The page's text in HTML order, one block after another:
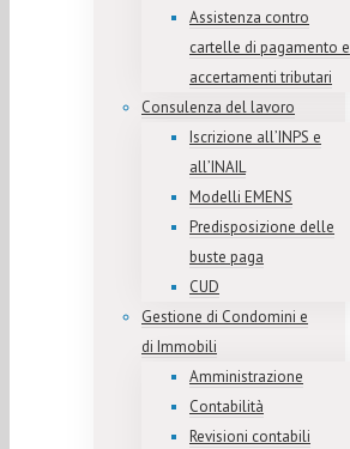
Assistenza contro
cartelle di pagamento e
accertamenti tributari
Consulenza del lavoro
Iscrizione all’INPS e
all’INAIL
Modelli EMENS
Predisposizione delle
buste paga
CUD
Gestione di Condomini e
di Immobili
Amministrazione
Contabilità
Revisioni contabili